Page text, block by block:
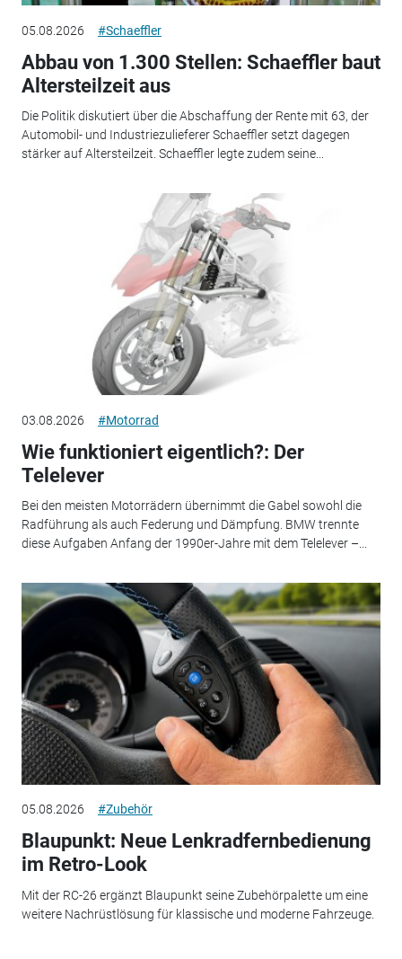
05.08.2026 #Schaeffler
Abbau von 1.300 Stellen: Schaeffler baut
Altersteilzeit aus
Die Politik diskutiert über die Abschaffung der Rente mit 63, der
Automobil- und Industriezulieferer Schaeffler setzt dagegen
stärker auf Altersteilzeit. Schaeffler legte zudem seine...
03.08.2026 #Motorrad
Wie funktioniert eigentlich?: Der
Telelever
Bei den meisten Motorrädern übernimmt die Gabel sowohl die
Radführung als auch Federung und Dämpfung. BMW trennte
diese Aufgaben Anfang der 1990er-Jahre mit dem Telelever –...
05.08.2026 #Zubehör
Blaupunkt: Neue Lenkradfernbedienung
im Retro-Look
Mit der RC-26 ergänzt Blaupunkt seine Zubehörpalette um eine
weitere Nachrüstlösung für klassische und moderne Fahrzeuge.